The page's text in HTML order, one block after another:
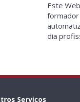
Este
formador
dia
Serviços